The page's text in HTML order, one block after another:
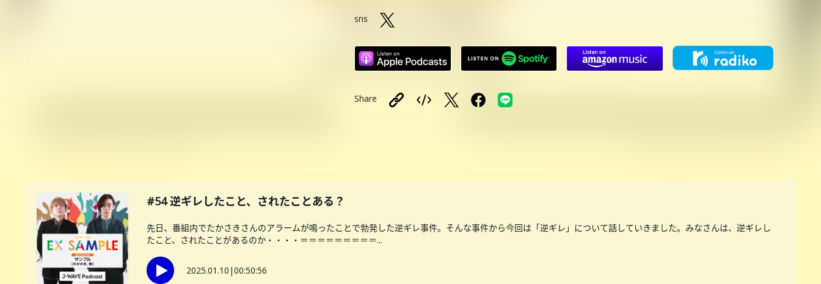
sns
Share
#54 逆ギレしたこと、されたことある？
先日、番組内でたかさきさんのアラームが鳴ったことで勃発した逆ギレ事件。そんな事件から今回は「逆ギレ」について話していきました。みなさんは、逆ギレし
たこと、されたことがあるのか・・・・＝＝＝＝＝＝＝＝＝...
2025.01.10 |00:50:56